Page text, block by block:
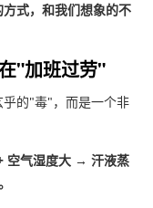
式，和我们想象的不
"加班过劳"
的"毒"，而是一个非
空气湿度大 → 汗液蒸